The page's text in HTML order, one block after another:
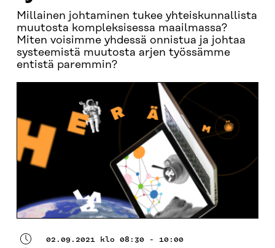
Millainen johtaminen tukee yhteiskunnallista
muutosta kompleksisessa maailmassa?
Miten voisimme yhdessä onnistua ja johtaa
systeemistä muutosta arjen työssämme
entistä paremmin?
02.09.2021 klo 08:30 - 10:00